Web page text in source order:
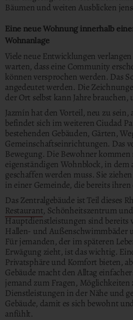
Bäumen und weiten Ausblicken
Eine neue Wohnung innerhalb
Wohnanlage
Viele neue Entwicklungen
warten, dass eine Community
können versprochen werden. Das
angedeutet werden. Die
der Ort selbst kann Jahre
Jazmín hat den Vorteil, neu zu
befindet sich im weiteren Ciudad
bestehenden Gebäuden, Gärten,
Gemeinschaftseinrichtungen. Das
Bewegung. Die Bewohner
eigenständigen Wohnblock, in dem
geschaffen werden muss. Sie
in einer Gemeinde, die bereits
Das Zentralgebäude ist Teil dieses
Restaurant, Schönheitszentrum und
Hauptdienstleistungen sind bereits
Hallen- und Außenschwimmbäder
Für jemanden, der im späteren
Erwägung zieht, ist das wichtig.
Privatsphäre und Komfort bieten,
Gebäude macht den Alltag
jemand zum Fragen, Möglichkeiten
Dienstleistungen in der Nähe und
Gebäude, damit es sich bewohnt
anfühlt.